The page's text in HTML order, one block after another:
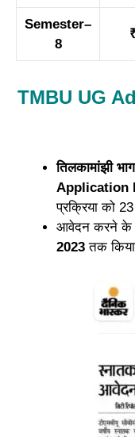
Semester–
8
TMBU UG
तिलकामांझी
Application
प्रक्रिया को 23
आवेदन करने के
2023 तक